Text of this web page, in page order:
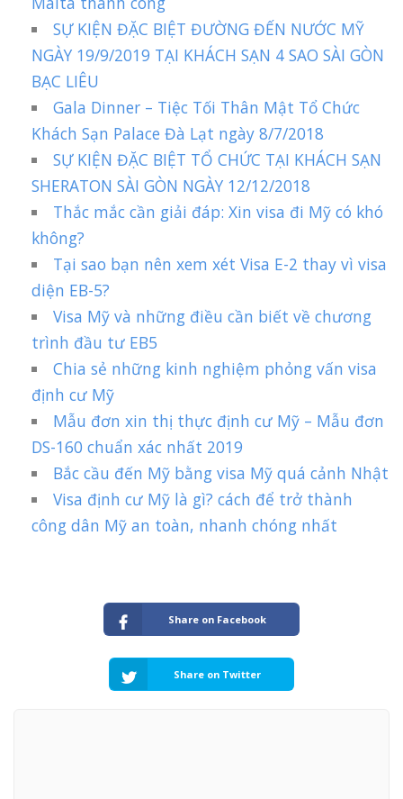
SỰ KIỆN ĐẶC BIỆT ĐƯỜNG ĐẾN NƯỚC MỸ
NGÀY 19/9/2019 TẠI KHÁCH SẠN 4 SAO SÀI GÒN
BẠC LIÊU
Gala Dinner – Tiệc Tối Thân Mật Tổ Chức
Khách Sạn Palace Đà Lạt ngày 8/7/2018
SỰ KIỆN ĐẶC BIỆT TỔ CHỨC TẠI KHÁCH SẠN
SHERATON SÀI GÒN NGÀY 12/12/2018
Thắc mắc cần giải đáp: Xin visa đi Mỹ có khó
không?
Tại sao bạn nên xem xét Visa E-2 thay vì visa
diện EB-5?
Visa Mỹ và những điều cần biết về chương
trình đầu tư EB5
Chia sẻ những kinh nghiệm phỏng vấn visa
định cư Mỹ
Mẫu đơn xin thị thực định cư Mỹ – Mẫu đơn
DS-160 chuẩn xác nhất 2019
Bắc cầu đến Mỹ bằng visa Mỹ quá cảnh Nhật
Visa định cư Mỹ là gì? cách để trở thành
công dân Mỹ an toàn, nhanh chóng nhất
Share on Facebook
Share on Twitter